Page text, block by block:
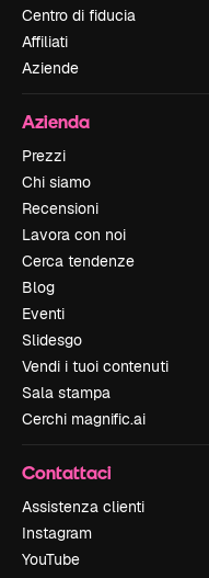
Centro di fiducia
Affiliati
Aziende
Azienda
Prezzi
Chi siamo
Recensioni
Lavora con noi
Cerca tendenze
Blog
Eventi
Slidesgo
Vendi i tuoi contenuti
Sala stampa
Cerchi magnific.ai
Contattaci
Assistenza clienti
Instagram
YouTube